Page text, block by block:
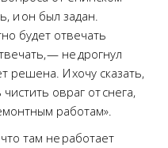
и он был задан.
будет отвечать
— не дрогнул
решена. И хочу сказать,
овраг от снега,
работам».
там не работает